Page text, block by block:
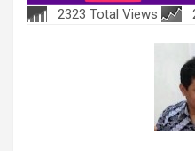
2323 Total Views